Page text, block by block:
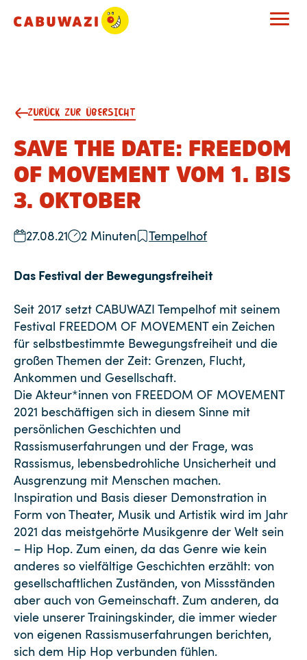
ZURÜCK ZUR ÜBERSICHT
SAVE THE DATE: FREEDOM
OF MOVEMENT VOM 1. BIS
3. OKTOBER
27.08.21 2 Minuten Tempelhof
Das Festival der Bewegungsfreiheit
Seit 2017 setzt CABUWAZI Tempelhof mit seinem
Festival FREEDOM OF MOVEMENT ein Zeichen
für selbstbestimmte Bewegungsfreiheit und die
großen Themen der Zeit: Grenzen, Flucht,
Ankommen und Gesellschaft.
Die Akteur*innen von FREEDOM OF MOVEMENT
2021 beschäftigen sich in diesem Sinne mit
persönlichen Geschichten und
Rassismuserfahrungen und der Frage, was
Rassismus, lebensbedrohliche Unsicherheit und
Ausgrenzung mit Menschen machen.
Inspiration und Basis dieser Demonstration in
Form von Theater, Musik und Artistik wird im Jahr
2021 das meistgehörte Musikgenre der Welt sein
– Hip Hop. Zum einen, da das Genre wie kein
anderes so vielfältige Geschichten erzählt: von
gesellschaftlichen Zuständen, von Missständen
aber auch von Gemeinschaft. Zum anderen, da
viele unserer Trainingskinder, die immer wieder
von eigenen Rassismuserfahrungen berichten,
sich dem Hip Hop verbunden fühlen.